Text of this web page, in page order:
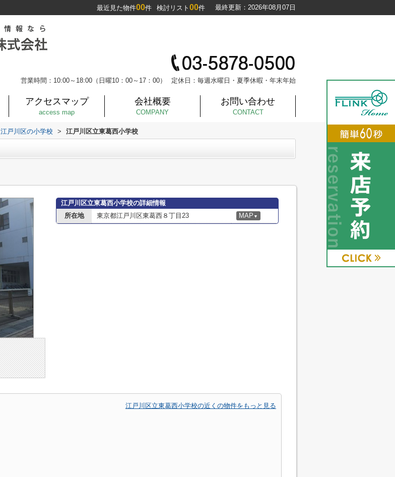
最近見た物件00件 検討リスト 00件 最終更新：2026年08月07日
営業時間：10:00～18:00（日曜10：00～17：00） 定休日：毎週水曜日・夏季休暇・年末年始
アクセスマップ
access map
会社概要
COMPANY
お問い合わせ
CONTACT
江戸川区の小学校 > 江戸川区立東葛西小学校
江戸川区立東葛西小学校の詳細情報
所在地
東京都江戸川区東葛西８丁目23 MAP ▼
江戸川区立東葛西小学校の近くの物件をもっと見る